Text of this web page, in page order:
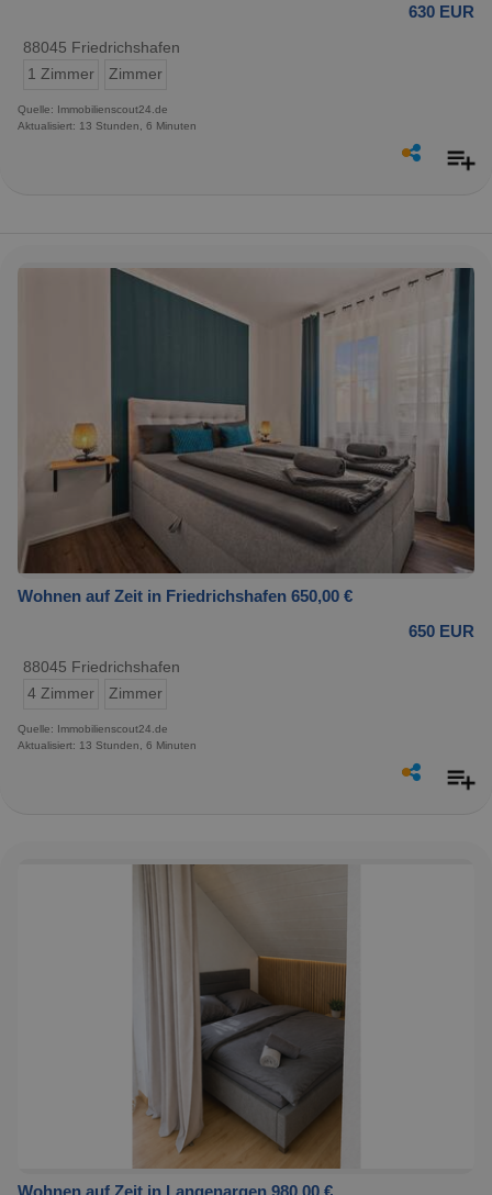
630 EUR
88045 Friedrichshafen
1 Zimmer
Zimmer
Quelle: Immobilienscout24.de
Aktualisiert: 13 Stunden, 6 Minuten
Wohnen auf Zeit in Friedrichshafen 650,00 €
650 EUR
88045 Friedrichshafen
4 Zimmer
Zimmer
Quelle: Immobilienscout24.de
Aktualisiert: 13 Stunden, 6 Minuten